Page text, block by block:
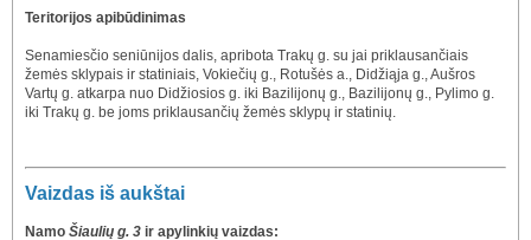
Teritorijos apibūdinimas
Senamiesčio seniūnijos dalis, apribota Trakų g. su jai priklausančiais
žemės sklypais ir statiniais, Vokiečių g., Rotušės a., Didžiąja g., Aušros
Vartų g. atkarpa nuo Didžiosios g. iki Bazilijonų g., Bazilijonų g., Pylimo g.
iki Trakų g. be joms priklausančių žemės sklypų ir statinių.
Vaizdas iš aukštai
Namo Šiaulių g. 3 ir apylinkių vaizdas: